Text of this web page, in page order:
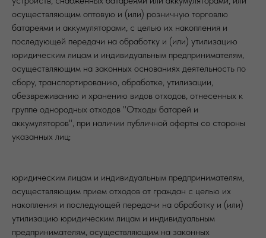
осуществляющим оптовую и (или) розничную торговлю
батареями и аккумуляторами, с целью их накопления и
последующей передачи на обработку и (или) утилизацию
юридическим лицам и индивидуальным предпринимателям,
осуществляющим на законных основаниях деятельность по
сбору, транспортированию, обработке, утилизации,
обезвреживанию и хранению видов отходов, отнесенных к
группе однородных отходов "Отходы батарей и
аккумуляторов", при наличии публичной оферты со стороны
указанных лиц;
юридическим лицам и индивидуальным предпринимателям,
осуществляющим прием отходов от граждан с целью их
накопления и последующей передачи на обработку и (или)
утилизацию юридическим лицам и индивидуальным
предпринимателям, осуществляющим на законных